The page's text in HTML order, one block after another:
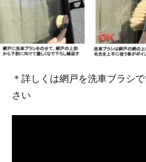
＊詳しくは網戸を洗車ブラシ
さい